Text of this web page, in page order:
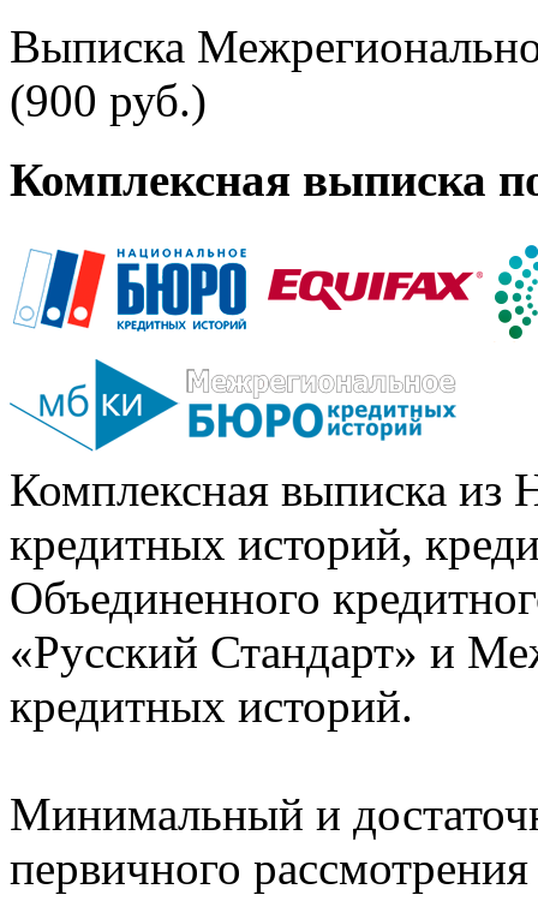
Выписка
(900 руб.)
Комплексная выписка
Комплексная выписка из
кредитных историй,
Объединенного
«Русский Стандарт» и
кредитных историй.
Минимальный и
первичного